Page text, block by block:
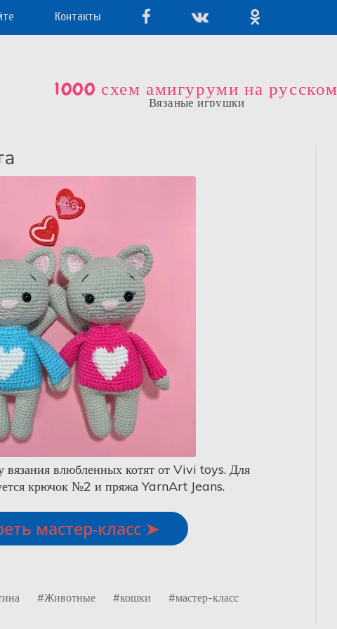
Контакты
1000 схем амигуруми на русском
Вязаные игрушки
вязания влюбленных котят от Vivi toys. Для
крючок №2 и пряжа YarnArt Jeans.
мастер-класс ➤
#Животные #кошки
#мастер-класс